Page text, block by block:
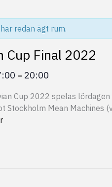
redan ägt rum.
Cup Final 2022
– 20:00
Cup 2022 spelas
Stockholm Mean Machines